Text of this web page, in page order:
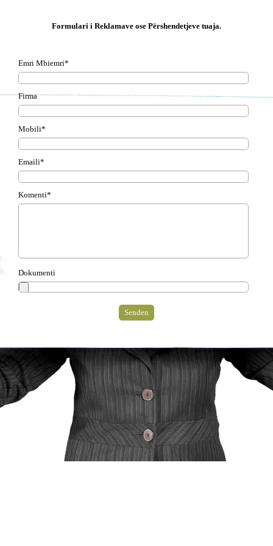
Formulari i Reklamave ose Përshendetjeve tuaja.
Emri Mbiemri*
Firma
Mobili*
Emaili*
Komenti*
Dokumenti